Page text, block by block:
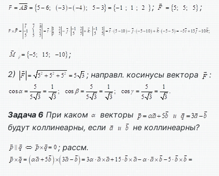
;
;
;
2) ; направл. косинусы вектора :
Задача 6 При каком
векторы
будут коллинеарны, если
не коллинеарны?
; рассм.